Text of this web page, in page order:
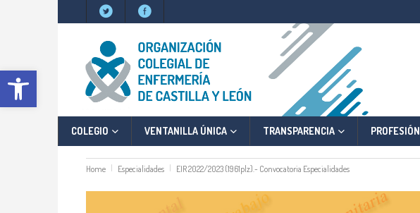
Abrir barra de herramientas
COLEGIO VENTANILLA ÚNICA TRANSPARENCIA PROFESIÓN
Home Especialidades EIR 2022/2023 (1961plz).- Convocatoria Especialidades